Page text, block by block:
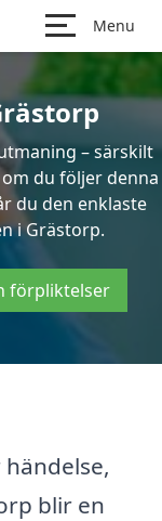
Menu
– särskilt
du följer denna
du den enklaste
i Grästorp.
förpliktelser
blir en